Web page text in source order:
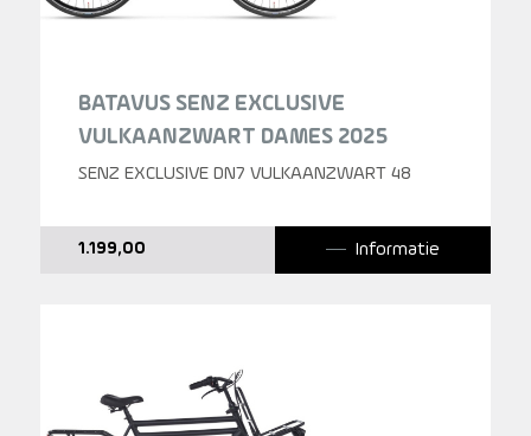
BATAVUS SENZ EXCLUSIVE
VULKAANZWART DAMES 2025
SENZ EXCLUSIVE DN7 VULKAANZWART 48
1.199,00 Informatie